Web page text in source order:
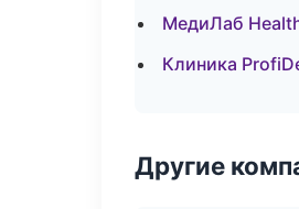
МедиЛаб
Клиника
Другие